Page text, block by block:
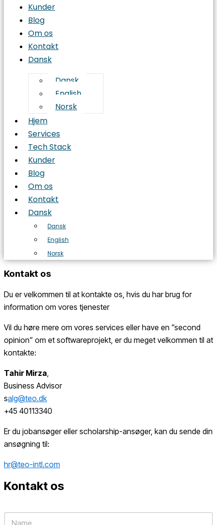
Kunder
Blog
Om os
Kontakt
Dansk
Dansk
English
Norsk
Hjem
Services
Tech Stack
Kunder
Blog
Om os
Kontakt
Dansk
Dansk
English
Norsk
Kontakt os
Du er velkommen til at kontakte os, hvis du har brug for
information om vores tjenester
Vil du høre mere om vores services eller have en ”second
opinion” om et softwareprojekt, er du meget velkommen til at
kontakte:
Tahir Mirza,
Business Advisor
salg@teo.dk
+45 40113340
Er du jobansøger eller scholarship-ansøger, kan du sende din
ansøgning til:
hr@teo-intl.com
Kontakt os
N